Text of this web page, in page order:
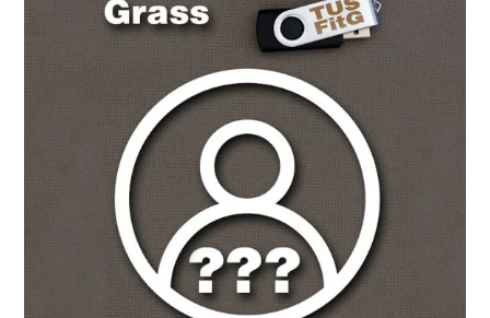
Homemade Studio
Blender Training